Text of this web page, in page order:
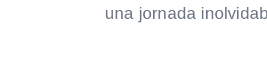
una jornada